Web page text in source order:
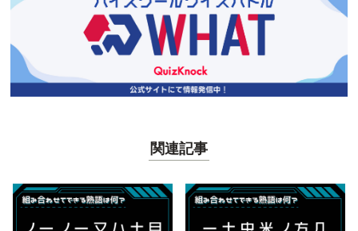
関連記事